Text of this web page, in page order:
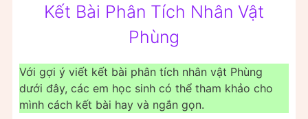
Kết Bài Phân Tích Nhân Vật
Phùng
Với gợi ý viết kết bài phân tích nhân vật Phùng
dưới đây, các em học sinh có thể tham khảo cho
mình cách kết bài hay và ngắn gọn.